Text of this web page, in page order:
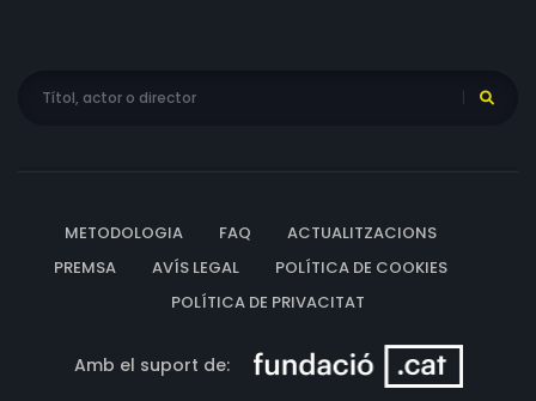
METODOLOGIA FAQ
ACTUALITZACIONS
PREMSA
AVÍS LEGAL
POLÍTICA DE COOKIES
POLÍTICA DE PRIVACITAT
Amb el suport de: